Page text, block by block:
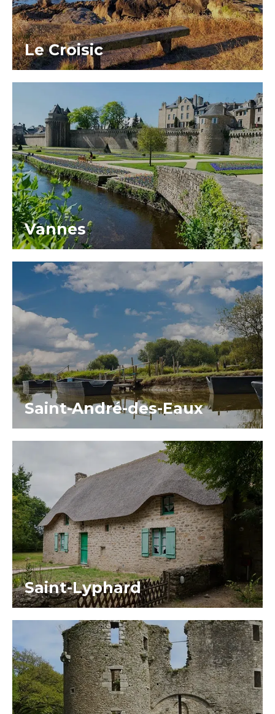
Le Croisic
Vannes
Saint-André-des-Eaux
Saint-Lyphard